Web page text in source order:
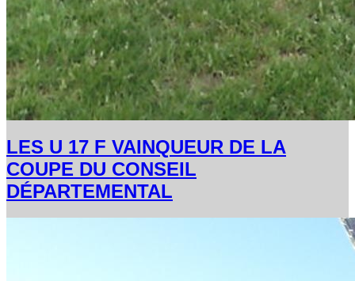
LES U 17 F VAINQUEUR DE LA
COUPE DU CONSEIL
DÉPARTEMENTAL